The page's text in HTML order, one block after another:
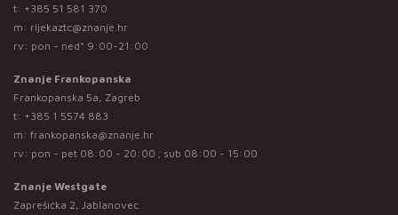
t: +385 51 581 370
m: rijekaztc@znanje.hr
rv: pon - ned* 9:00-21:00
Znanje Frankopanska
Frankopanska 5a, Zagreb
t: +385 1 5574 883
m: frankopanska@znanje.hr
rv: pon - pet 08:00 - 20:00 ; sub 08:00 - 15:00
Znanje Westgate
Zaprešićka 2, Jablanovec